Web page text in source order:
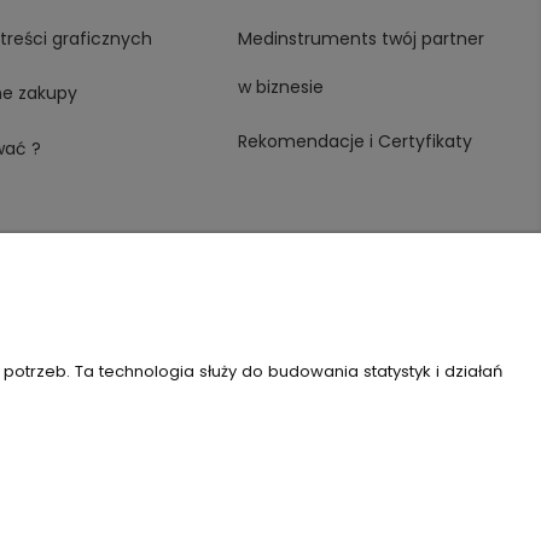
graficznych
zakupy
?
Medinstruments twój partner
w biznesie
Rekomendacje i Certyfikaty
146982576, KRS: 0000491265
Ta technologia służy do budowania statystyk i działań